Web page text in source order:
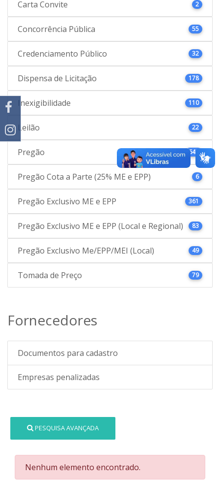
Carta Convite 2
Concorrência Pública 55
Credenciamento Público 32
Dispensa de Licitação 178
Inexigibilidade 110
Leilão 22
Pregão 646
Pregão Cota a Parte (25% ME e EPP) 6
Pregão Exclusivo ME e EPP 361
Pregão Exclusivo ME e EPP (Local e Regional) 83
Pregão Exclusivo Me/EPP/MEI (Local) 49
Tomada de Preço 79
Fornecedores
Documentos para cadastro
Empresas penalizadas
PESQUISA AVANÇADA
Nenhum elemento encontrado.